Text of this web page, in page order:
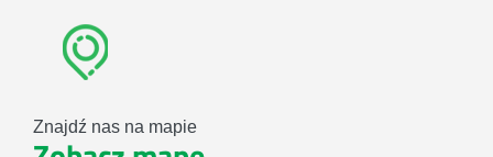
Znajdź nas na mapie